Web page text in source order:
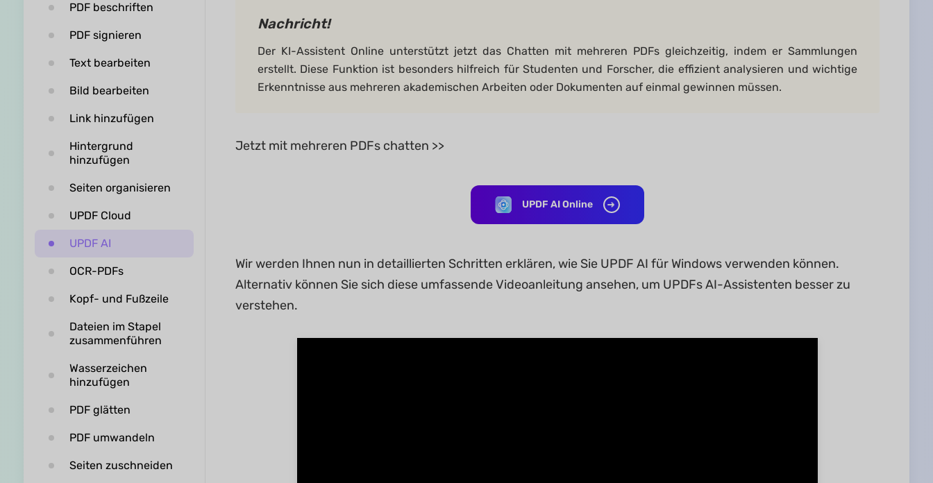
PDF beschriften
PDF signieren
Text bearbeiten
Bild bearbeiten
Link hinzufügen
Hintergrund
hinzufügen
Seiten organisieren
UPDF Cloud
UPDF AI
OCR-PDFs
Kopf- und Fußzeile
Dateien im Stapel
zusammenführen
Wasserzeichen
hinzufügen
PDF glätten
PDF umwandeln
Seiten zuschneiden
Nachricht!
Der KI-Assistent Online unterstützt jetzt das Chatten mit mehreren PDFs gleichzeitig, indem er Sammlungen
erstellt. Diese Funktion ist besonders hilfreich für Studenten und Forscher, die effizient analysieren und wichtige
Erkenntnisse aus mehreren akademischen Arbeiten oder Dokumenten auf einmal gewinnen müssen.
Jetzt mit mehreren PDFs chatten >>
UPDF AI Online
Wir werden Ihnen nun in detaillierten Schritten erklären, wie Sie UPDF AI für Windows verwenden können.
Alternativ können Sie sich diese umfassende Videoanleitung ansehen, um UPDFs AI-Assistenten besser zu
verstehen.